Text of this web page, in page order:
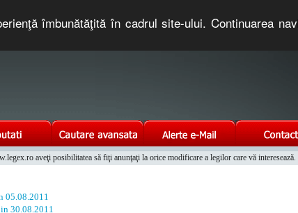
îmbunătăţită în cadrul site-ului. Continuarea
aveţi posibilitatea să fiţi anunţaţi la orice modificare a legilor care vă interesează.
05.08.2011
30.08.2011